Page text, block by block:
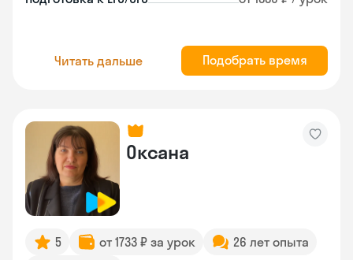
Читать дальше Подобрать время
Оксана
5 от 1733 ₽ за урок
26 лет опыта